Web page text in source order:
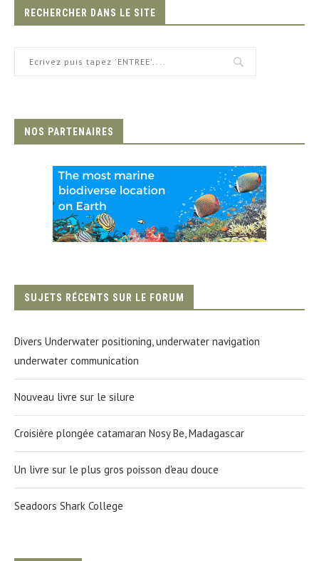
RECHERCHER DANS LE SITE
NOS PARTENAIRES
SUJETS RÉCENTS SUR LE FORUM
Divers Underwater positioning, underwater navigation
underwater communication
Nouveau livre sur le silure
Croisière plongée catamaran Nosy Be, Madagascar
Un livre sur le plus gros poisson d'eau douce
Seadoors Shark College